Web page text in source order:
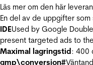
Läs mer om den här
En del av de uppgifter
IDEUsed by Google
present targeted ads to
Maximal lagringstid: 400
gmp\conversion#